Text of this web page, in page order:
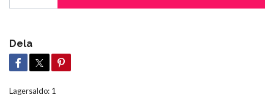
Dela
Lagersaldo: 1